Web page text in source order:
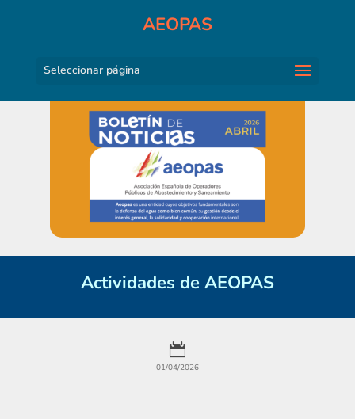
AEOPAS
Seleccionar página
Actividades de AEOPAS

01/04/2026